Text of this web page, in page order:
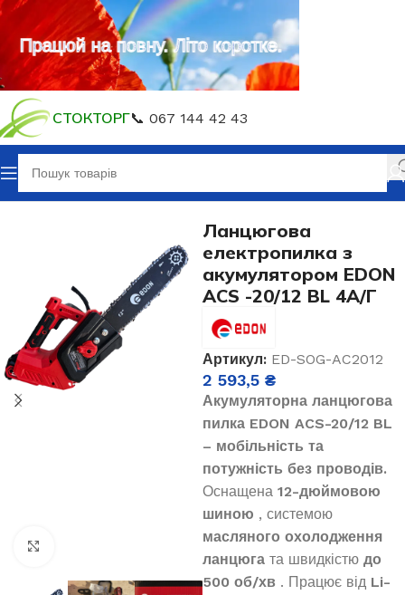
СТОКТОРГ📞 067 144 42 43
Головна Акумуляторний інструмент
Клацніть, щоб збільшити
Ланцюгова
електропилка з
акумулятором EDON
ACS -20/12 BL 4А/Г
Артикул: ED-SOG-AC2012
2 593,5 ₴
Акумуляторна ланцюгова
пилка EDON ACS-20/12 BL
– мобільність та
потужність без проводів.
Оснащена 12-дюймовою
шиною , системою
масляного охолодження
ланцюга та швидкістю до
500 об/хв . Працює від Li-
Працюй на повну. Літо коротке.